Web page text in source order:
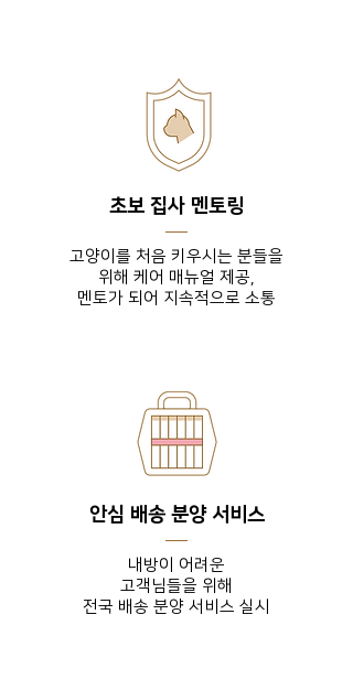
초보 집사 멘토링
고양이를 처음 키우시는 분들을
위해 케어 매뉴얼 제공,
​멘토가 되어 지속적으로 소통
안심 배송 분양 서비스
내방이 어려운
고객님들을 위해
전국 배송 분양 서비스 실시